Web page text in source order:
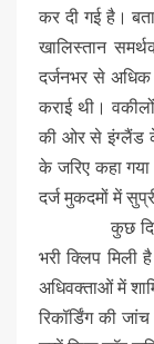
कर दी गई है।
खालिस्तान
दर्जनभर से
कराई थी।
की ओर से इंग्लैंड
के जरिए कहा
दर्ज मुकदमों में
कुछ दिन पहले
भरी क्लिप मिली
अधिवक्ताओं में
रिकॉर्डिंग की